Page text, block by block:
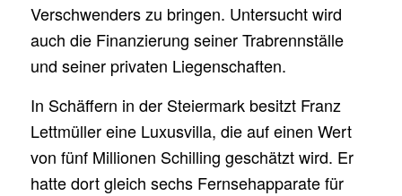
Verschwenders zu bringen. Untersucht wird
auch die Finanzierung seiner Trabrennställe
und seiner privaten Liegenschaften.
In Schäffern in der Steiermark besitzt Franz
Lettmüller eine Luxusvilla, die auf einen Wert
von fünf Millionen Schilling geschätzt wird. Er
hatte dort gleich sechs Fernsehapparate für